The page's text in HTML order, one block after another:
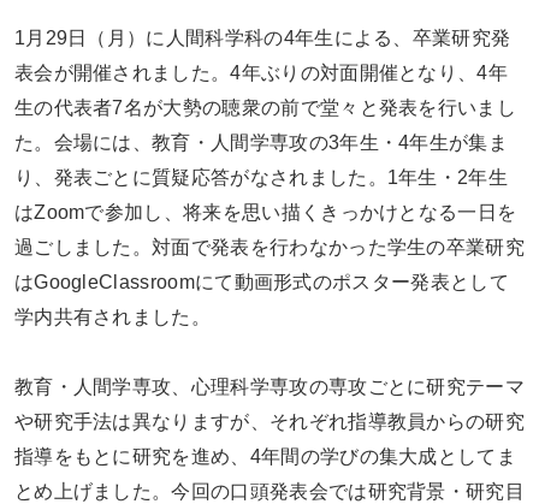
1月29日（月）に人間科学科の4年生による、卒業研究発
表会が開催されました。4年ぶりの対面開催となり、4年
生の代表者7名が大勢の聴衆の前で堂々と発表を行いまし
た。会場には、教育・人間学専攻の3年生・4年生が集ま
り、発表ごとに質疑応答がなされました。1年生・2年生
はZoomで参加し、将来を思い描くきっかけとなる一日を
過ごしました。対面で発表を行わなかった学生の卒業研究
はGoogleClassroomにて動画形式のポスター発表として
学内共有されました。
教育・人間学専攻、心理科学専攻の専攻ごとに研究テーマ
や研究手法は異なりますが、それぞれ指導教員からの研究
指導をもとに研究を進め、4年間の学びの集大成としてま
とめ上げました。今回の口頭発表会では研究背景・研究目